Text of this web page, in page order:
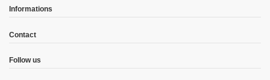
Informations
Contact
Follow us